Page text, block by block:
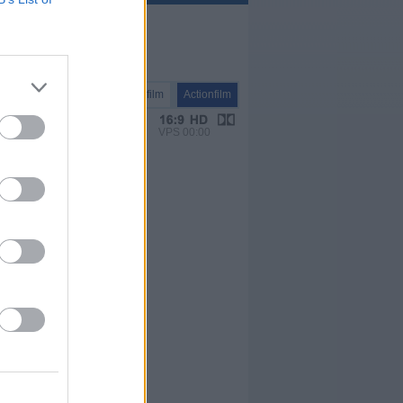
Spielfilm Actionfilm
VPS 00:00